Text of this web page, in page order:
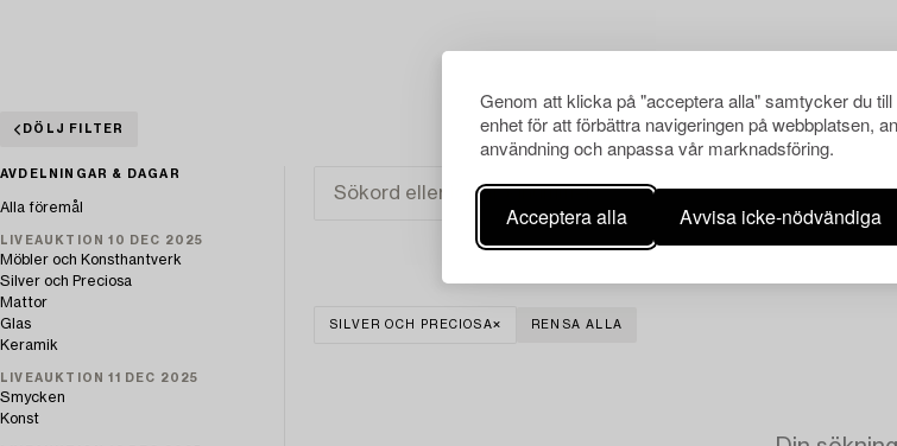
Genom att klicka på "acceptera alla" samtycker du
enhet för att förbättra navigeringen på webbplatsen,
användning och anpassa vår marknadsföring.
Acceptera alla Avvisa icke-nödvändiga
DÖLJ FILTER
AVDELNINGAR & DAGAR
Alla föremål
LIVEAUKTION 10 DEC 2025
Möbler och Konsthantverk
Silver och Preciosa
Mattor
Glas
Keramik
LIVEAUKTION 11 DEC 2025
Smycken
Konst
SILVER OCH PRECIOSA RENSA ALLA